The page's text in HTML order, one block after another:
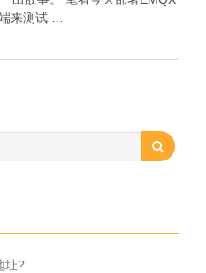
来测试 …
址?